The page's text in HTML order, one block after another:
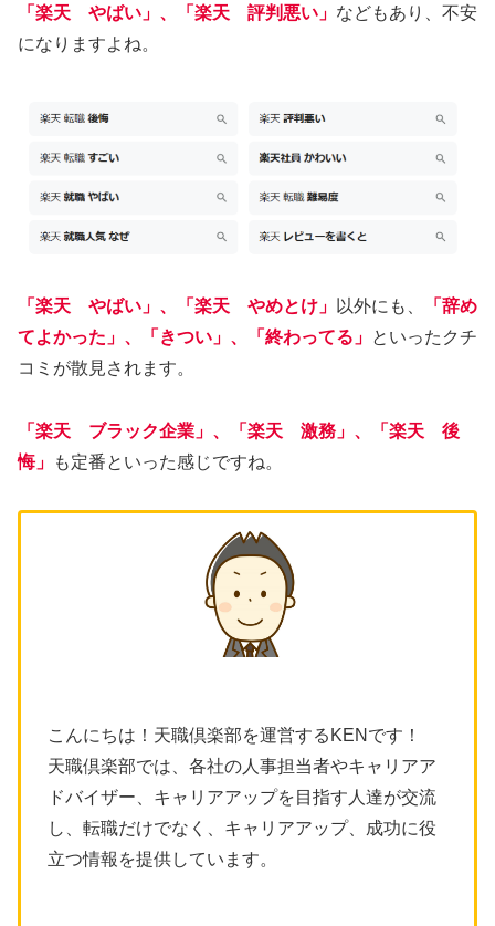
「楽天 やばい」、「楽天 評判悪い」 などもあり、不安
になりますよね。
「楽天 やばい」、「楽天 やめとけ」 以外にも、
「辞め
てよかった」、「きつい」、「終わってる」 といったクチ
コミが散見されます。
「楽天 ブラック企業」、「楽天 激務」、「楽天 後
悔」
も定番といった感じですね。
こんにちは！天職倶楽部を運営するKENです！
天職倶楽部では、各社の人事担当者やキャリアア
ドバイザー、キャリアアップを目指す人達が交流
し、転職だけでなく、キャリアアップ、成功に役
立つ情報を提供しています。